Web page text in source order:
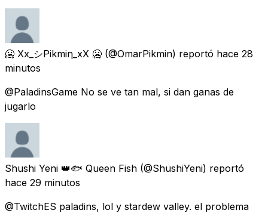
🥶 Xx_シPikmiη_xX 🥶 (@OmarPikmin) reportó hace 28
minutos
@PaladinsGame No se ve tan mal, si dan ganas de
jugarlo
Shushi Yeni 👑🐟 Queen Fish (@ShushiYeni) reportó
hace 29 minutos
@TwitchES paladins, lol y stardew valley. el problema